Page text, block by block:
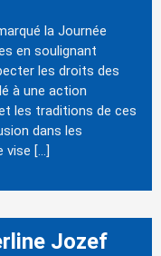
la Journée
en soulignant
les droits des
à une action
les traditions de ces
dans les
vise […]
Jozef